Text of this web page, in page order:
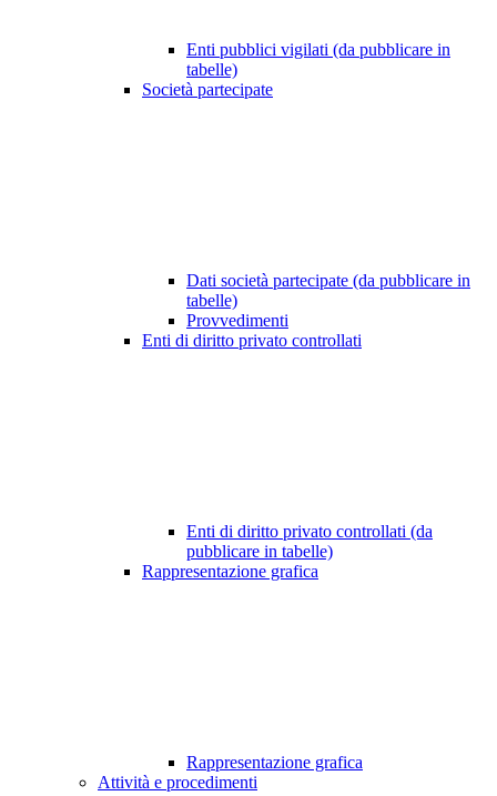
Enti pubblici vigilati (da pubblicare in
tabelle)
Società partecipate
Dati società partecipate (da pubblicare in
tabelle)
Provvedimenti
Enti di diritto privato controllati
Enti di diritto privato controllati (da
pubblicare in tabelle)
Rappresentazione grafica
Rappresentazione grafica
Attività e procedimenti